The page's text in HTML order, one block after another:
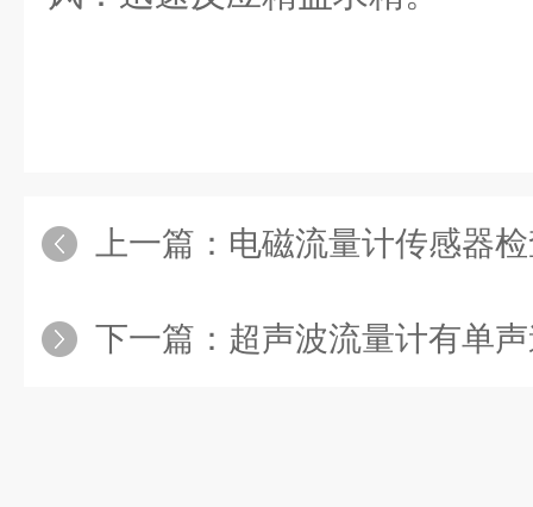
上一篇： 电磁流量计传感器
下一篇： 超声波流量计有单